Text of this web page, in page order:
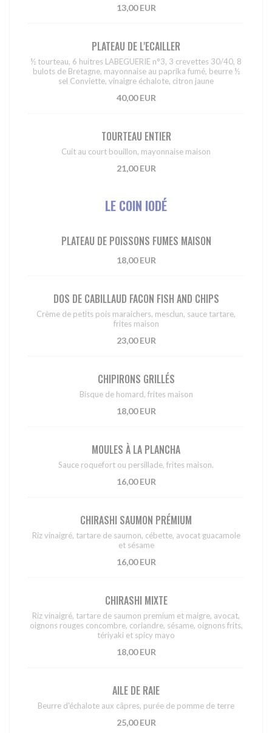
13,00 EUR
PLATEAU DE L'ECAILLER
½ tourteau, 6 huitres LABEGUERIE n°3, 3 crevettes 30/40, 8
bulots de Bretagne, mayonnaise au paprika fumé, beurre ½
sel Conviette, vinaigre échalote, citron jaune
40,00 EUR
TOURTEAU ENTIER
Cuit au court bouillon, mayonnaise maison
21,00 EUR
LE COIN IODÉ
PLATEAU DE POISSONS FUMES MAISON
18,00 EUR
DOS DE CABILLAUD FACON FISH AND CHIPS
Crème de petits pois maraichers, mesclun, sauce tartare,
frites maison
23,00 EUR
CHIPIRONS GRILLÉS
Bisque de homard, frites maison
18,00 EUR
MOULES À LA PLANCHA
Sauce roquefort ou persillade, frites maison.
16,00 EUR
CHIRASHI SAUMON PRÉMIUM
Riz vinaigré, tartare de saumon, cébette, avocat guacamole
et sésame
16,00 EUR
CHIRASHI MIXTE
Riz vinaigré, tartare de saumon premium et maigre, avocat,
oignons rouges concombre, coriandre, sésame, oignons frits,
tériyaki et spicy mayo
18,00 EUR
AILE DE RAIE
Beurre d'échalote aux câpres, purée de pomme de terre
25,00 EUR